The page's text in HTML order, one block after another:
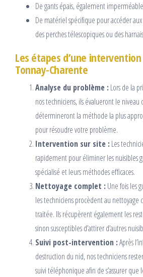
De gants épais, également
De matériel spécifique pour accéder
des perches télescopiques ou des
Les étapes d’une intervention
Tonnay-Charente
Analyse du problème : Lors de la
nos techniciens, ils évalueront le niveau
détermineront la méthode la plus
pour résoudre votre problème.
Intervention sur site : Les
rapidement pour éliminer les nuisibles
spécialisé et leurs méthodes efficaces.
Nettoyage complet : Une fois les
les techniciens procèdent au nettoyage
traitée. Ils récupèrent également les
sinon susceptibles d’attirer d’autres
Suivi post-intervention :Après
destruction du nid, nos techniciens
suivi téléphonique afin de s’assurer